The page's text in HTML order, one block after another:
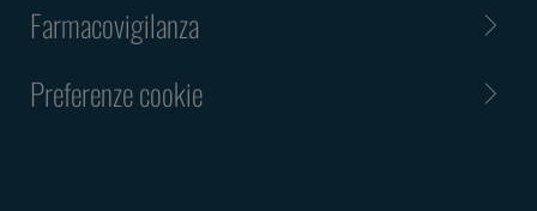
Farmacovigilanza
Preferenze cookie